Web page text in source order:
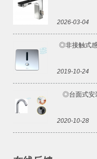
2026-03-04
◎非接触式
2019-10-24
◎台面式安
2020-10-28